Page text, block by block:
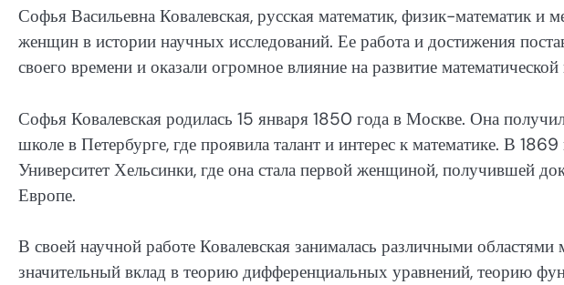
Софья Васильевна Ковалевская, русская математик, физик-математик и
женщин в истории научных исследований. Ее работа и достижения
своего времени и оказали огромное влияние на развитие математической
Софья Ковалевская родилась 15 января 1850 года в Москве. Она
школе в Петербурге, где проявила талант и интерес к математике. В
Университет Хельсинки, где она стала первой женщиной, получившей
Европе.
В своей научной работе Ковалевская занималась различными
значительный вклад в теорию дифференциальных уравнений, теорию